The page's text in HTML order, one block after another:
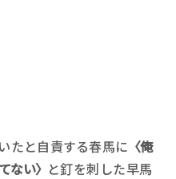
たと自責する春馬に 〈俺
ない〉 と釘を刺した早馬